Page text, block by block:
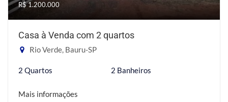
R$ 1.200.000
Casa à Venda com 2 quartos
Rio Verde, Bauru-SP
2 Quartos 2 Banheiros
Mais informações